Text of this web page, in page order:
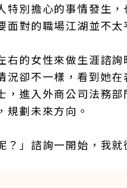
特別擔心的事情發生
面對的職場江湖並不太
右的女性來做生涯諮
卻不一樣，看到她在
，進入外商公司法務
規劃未來方向。
？」諮詢一開始，我